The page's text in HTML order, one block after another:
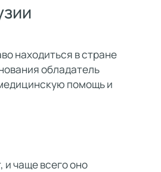
находиться в стране
обладатель
помощь и
и чаще всего оно